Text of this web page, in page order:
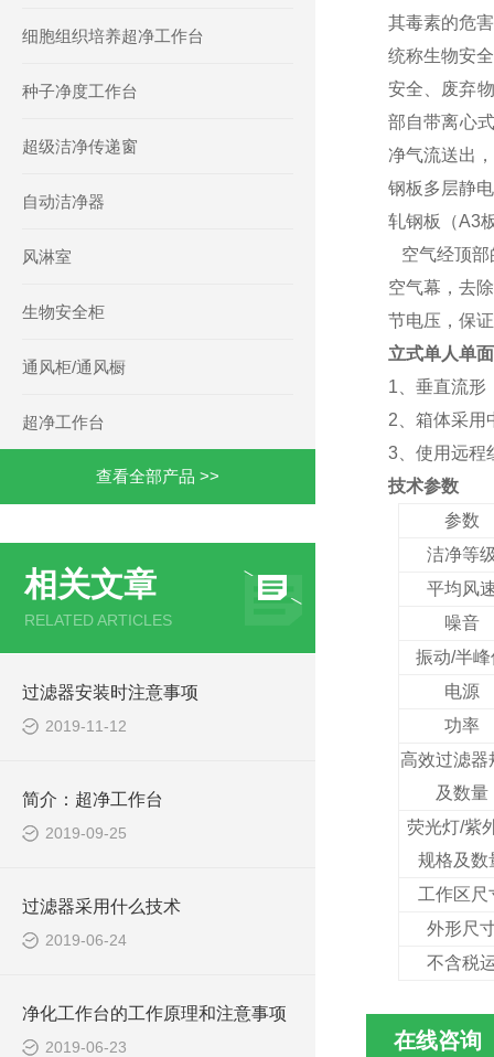
细胞组织培养超净工作台
种子净度工作台
超级洁净传递窗
自动洁净器
风淋室
生物安全柜
通风柜/通风橱
超净工作台
查看全部产品 >>
相关文章
RELATED ARTICLES
过滤器安装时注意事项
2019-11-12
简介：超净工作台
2019-09-25
过滤器采用什么技术
2019-06-24
净化工作台的工作原理和注意事项
2019-06-23
其毒素的危
统称生物安
安全、废弃
部自带离心
净气流送出
钢板多层静
轧钢板（A3
空气经顶部
空气幕，去
节电压，保
立式单人单
1、垂直流形
2、箱体采用
3、使用远程
技术参数
参数
洁净等
平均风
噪音
振动/半峰
电源
功率
高效过滤器
及数量
荧光灯/紫
规格及数
工作区尺
外形尺
不含税
在线咨询